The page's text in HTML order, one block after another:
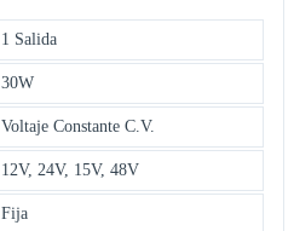
1 Salida
30W
Voltaje Constante C.V.
12V, 24V, 15V, 48V
Fija